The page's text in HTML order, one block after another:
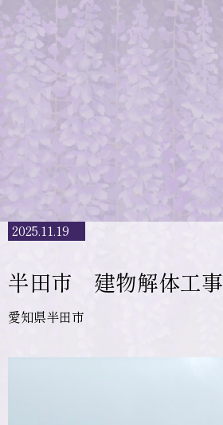
2025.11.19
半田市 建物解体工事
愛知県半田市